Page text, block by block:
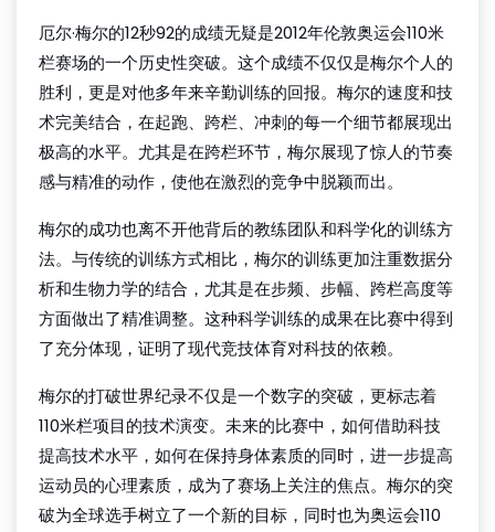
厄尔·梅尔的12秒92的成绩无疑是2012年伦敦奥运会110米
栏赛场的一个历史性突破。这个成绩不仅仅是梅尔个人的
胜利，更是对他多年来辛勤训练的回报。梅尔的速度和技
术完美结合，在起跑、跨栏、冲刺的每一个细节都展现出
极高的水平。尤其是在跨栏环节，梅尔展现了惊人的节奏
感与精准的动作，使他在激烈的竞争中脱颖而出。
梅尔的成功也离不开他背后的教练团队和科学化的训练方
法。与传统的训练方式相比，梅尔的训练更加注重数据分
析和生物力学的结合，尤其是在步频、步幅、跨栏高度等
方面做出了精准调整。这种科学训练的成果在比赛中得到
了充分体现，证明了现代竞技体育对科技的依赖。
梅尔的打破世界纪录不仅是一个数字的突破，更标志着
110米栏项目的技术演变。未来的比赛中，如何借助科技
提高技术水平，如何在保持身体素质的同时，进一步提高
运动员的心理素质，成为了赛场上关注的焦点。梅尔的突
破为全球选手树立了一个新的目标，同时也为奥运会110